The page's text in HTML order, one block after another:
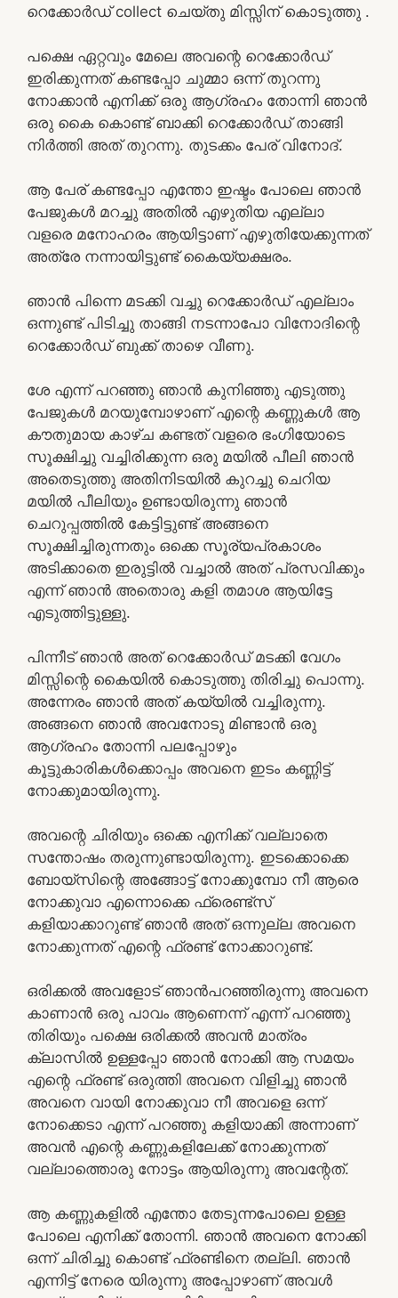
റെക്കോർഡ് collect ചെയ്തു മിസ്സിന് കൊടുത്തു .
പക്ഷെ ഏറ്റവും മേലെ അവന്റെ റെക്കോർഡ്
ഇരിക്കുന്നത് കണ്ടപ്പോ ചുമ്മാ ഒന്ന് തുറന്നു
നോക്കാൻ എനിക്ക് ഒരു ആഗ്രഹം തോന്നി ഞാൻ
ഒരു കൈ കൊണ്ട് ബാക്കി റെക്കോർഡ് താങ്ങി
നിർത്തി അത് തുറന്നു. തുടക്കം പേര് വിനോദ്.
ആ പേര് കണ്ടപ്പോ എന്തോ ഇഷ്ടം പോലെ ഞാൻ
പേജുകൾ മറച്ചു അതിൽ എഴുതിയ എല്ലാ
വളരെ മനോഹരം ആയിട്ടാണ് എഴുതിയേക്കുന്നത്
അത്രേ നന്നായിട്ടുണ്ട് കൈയ്യക്ഷരം.
ഞാൻ പിന്നെ മടക്കി വച്ചു റെക്കോർഡ് എല്ലാം
ഒന്നുണ്ട് പിടിച്ചു താങ്ങി നടന്നാപോ വിനോദിന്റെ
റെക്കോർഡ് ബുക്ക്‌ താഴെ വീണു.
ശേ എന്ന് പറഞ്ഞു ഞാൻ കുനിഞ്ഞു എടുത്തു
പേജുകൾ മറയുമ്പോഴാണ് എന്റെ കണ്ണുകൾ ആ
കൗതുമായ കാഴ്ച കണ്ടത് വളരെ ഭംഗിയോടെ
സൂക്ഷിച്ചു വച്ചിരിക്കുന്ന ഒരു മയിൽ പീലി ഞാൻ
അതെടുത്തു അതിനിടയിൽ കുറച്ചു ചെറിയ
മയിൽ പീലിയും ഉണ്ടായിരുന്നു ഞാൻ
ചെറുപ്പത്തിൽ കേട്ടിട്ടുണ്ട് അങ്ങനെ
സൂക്ഷിച്ചിരുന്നതും ഒക്കെ സൂര്യപ്രകാശം
അടിക്കാതെ ഇരുട്ടിൽ വച്ചാൽ അത് പ്രസവിക്കും
എന്ന് ഞാൻ അതൊരു കളി തമാശ ആയിട്ടേ
എടുത്തിട്ടുള്ളു.
പിന്നീട് ഞാൻ അത് റെക്കോർഡ് മടക്കി വേഗം
മിസ്സിന്റെ കൈയിൽ കൊടുത്തു തിരിച്ചു പൊന്നു.
അന്നേരം ഞാൻ അത് കയ്യിൽ വച്ചിരുന്നു.
അങ്ങനെ ഞാൻ അവനോടു മിണ്ടാൻ ഒരു
ആഗ്രഹം തോന്നി പലപ്പോഴും
കൂട്ടുകാരികൾക്കൊപ്പം അവനെ ഇടം കണ്ണിട്ട്
നോക്കുമായിരുന്നു.
അവന്റെ ചിരിയും ഒക്കെ എനിക്ക് വല്ലാതെ
സന്തോഷം തരുന്നുണ്ടായിരുന്നു. ഇടക്കൊക്കെ
ബോയ്സിന്റെ അങ്ങോട്ട് നോക്കുമ്പോ നീ ആരെ
നോക്കുവാ എന്നൊക്കെ ഫ്രെണ്ട്സ്
കളിയാക്കാറുണ്ട് ഞാൻ അത് ഒന്നുല്ല അവനെ
നോക്കുന്നത് എന്റെ ഫ്രണ്ട് നോക്കാറുണ്ട്.
ഒരിക്കൽ അവളോട്‌ ഞാൻപറഞ്ഞിരുന്നു അവനെ
കാണാൻ ഒരു പാവം ആണെന്ന് എന്ന് പറഞ്ഞു
തിരിയും പക്ഷെ ഒരിക്കൽ അവൻ മാത്രം
ക്ലാസിൽ ഉള്ളപ്പോ ഞാൻ നോക്കി ആ സമയം
എന്റെ ഫ്രണ്ട് ഒരുത്തി അവനെ വിളിച്ചു ഞാൻ
അവനെ വായി നോക്കുവാ നീ അവളെ ഒന്ന്
നോക്കെടാ എന്ന് പറഞ്ഞു കളിയാക്കി അന്നാണ്
അവൻ എന്റെ കണ്ണുകളിലേക്ക് നോക്കുന്നത്
വല്ലാത്തൊരു നോട്ടം ആയിരുന്നു അവന്റേത്.
ആ കണ്ണുകളിൽ എന്തോ തേടുന്നപോലെ ഉള്ള
പോലെ എനിക്ക് തോന്നി. ഞാൻ അവനെ നോക്കി
ഒന്ന് ചിരിച്ചു കൊണ്ട് ഫ്രണ്ടിനെ തല്ലി. ഞാൻ
എന്നിട്ട് നേരെ യിരുന്നു അപ്പോഴാണ് അവൾ